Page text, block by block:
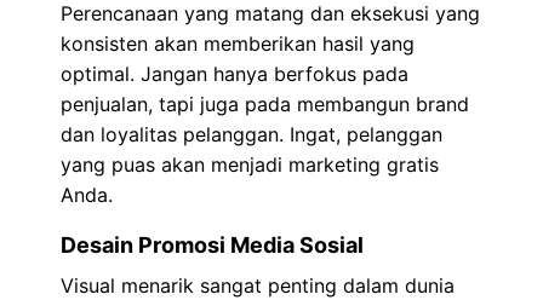
Perencanaan yang matang dan eksekusi yang
konsisten akan memberikan hasil yang
optimal. Jangan hanya berfokus pada
penjualan, tapi juga pada membangun brand
dan loyalitas pelanggan. Ingat, pelanggan
yang puas akan menjadi marketing gratis
Anda.
Desain Promosi Media Sosial
Visual menarik sangat penting dalam dunia